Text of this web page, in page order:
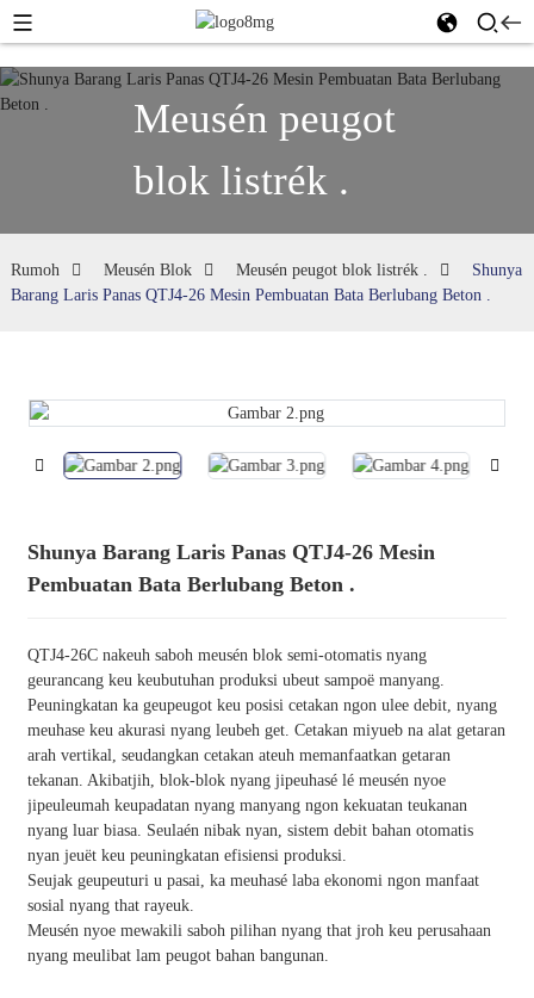
Meusén peugot
blok listrék .
Rumoh Meusén Blok Meusén peugot blok listrék .
Shunya
Barang Laris Panas QTJ4-26 Mesin Pembuatan Bata Berlubang Beton .
Shunya Barang Laris Panas QTJ4-26 Mesin
Pembuatan Bata Berlubang Beton .
QTJ4-26C nakeuh saboh meusén blok semi-otomatis nyang
geurancang keu keubutuhan produksi ubeut sampoë manyang.
Peuningkatan ka geupeugot keu posisi cetakan ngon ulee debit, nyang
meuhase keu akurasi nyang leubeh get. Cetakan miyueb na alat getaran
arah vertikal, seudangkan cetakan ateuh memanfaatkan getaran
tekanan. Akibatjih, blok-blok nyang jipeuhasé lé meusén nyoe
jipeuleumah keupadatan nyang manyang ngon kekuatan teukanan
nyang luar biasa. Seulaén nibak nyan, sistem debit bahan otomatis
nyan jeuët keu peuningkatan efisiensi produksi.
Seujak geupeuturi u pasai, ka meuhasé laba ekonomi ngon manfaat
sosial nyang that rayeuk.
Meusén nyoe mewakili saboh pilihan nyang that jroh keu perusahaan
nyang meulibat lam peugot bahan bangunan.